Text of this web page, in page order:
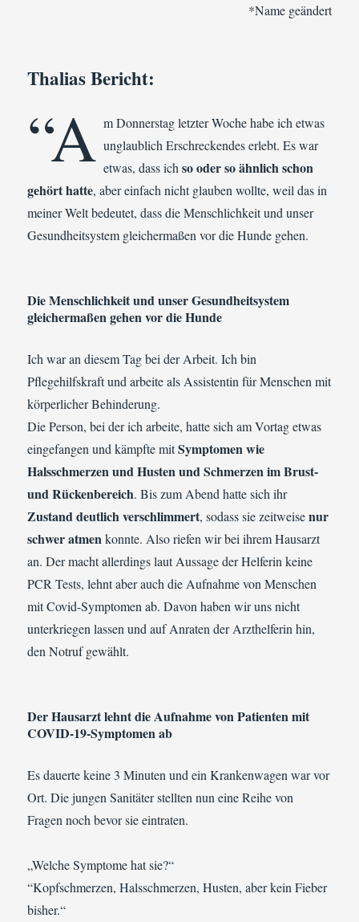
*Name geändert
Thalias Bericht:
“A m Donnerstag letzter Woche habe ich etwas
unglaublich Erschreckendes erlebt. Es war
etwas, dass ichso oder so ähnlich schon
gehört hatte, aber einfach nicht glauben wollte, weil das in
meiner Welt bedeutet, dass die Menschlichkeit und unser
Gesundheitsystem gleichermaßen vor die Hunde gehen.
Die Menschlichkeit und unser Gesundheitsystem
gleichermaßen gehen vor die Hunde
Ich war an diesem Tag bei der Arbeit. Ich bin
Pflegehilfskraft und arbeite als Assistentin für Menschen mit
körperlicher Behinderung.
Die Person, bei der ich arbeite, hatte sich am Vortag etwas
eingefangen und kämpfte mitSymptomen wie
Halsschmerzen und Husten und Schmerzen im Brust-
und Rückenbereich. Bis zum Abend hatte sich ihr
Zustand deutlich verschlimmert, sodass sie zeitweisenur
schwer atmen konnte. Also riefen wir bei ihrem Hausarzt
an. Der macht allerdings laut Aussage der Helferin keine
PCR Tests, lehnt aber auch die Aufnahme von Menschen
mit Covid-Symptomen ab. Davon haben wir uns nicht
unterkriegen lassen und auf Anraten der Arzthelferin hin,
den Notruf gewählt.
Der Hausarzt lehnt die Aufnahme von Patienten mit
COVID-19-Symptomen ab
Es dauerte keine 3 Minuten und ein Krankenwagen war vor
Ort. Die jungen Sanitäter stellten nun eine Reihe von
Fragen noch bevor sie eintraten.
„Welche Symptome hat sie?“
“Kopfschmerzen, Halsschmerzen, Husten, aber kein Fieber
bisher.“